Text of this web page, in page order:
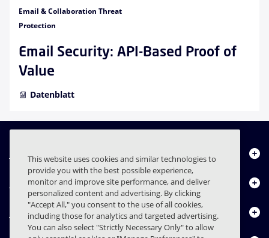
Email & Collaboration Threat
Protection
Email Security: API-Based Proof of
Value
Datenblatt
Über uns
Produkte
Ressourcencenter
This website uses cookies and similar technologies to
provide you with the best possible experience,
monitor and improve site performance, and deliver
personalized content and advertising. By clicking
"Accept All," you consent to the use of all cookies,
including those for analytics and targeted advertising.
You can also select "Strictly Necessary Only" to allow